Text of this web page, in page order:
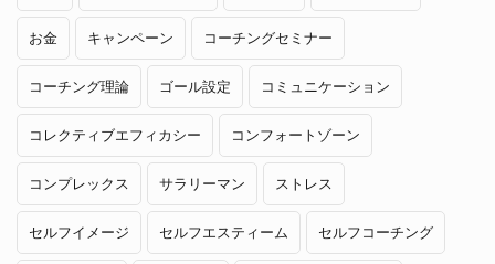
お金 キャンペーン コーチングセミナー
コーチング理論 ゴール設定 コミュニケーション
コレクティブエフィカシー コンフォートゾーン
コンプレックス サラリーマン ストレス
セルフイメージ セルフエスティーム セルフコーチング